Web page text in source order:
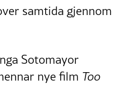
samtida gjennom
Sotomayor
nye film Too